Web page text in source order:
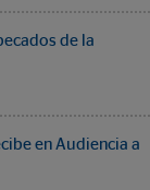
de la
en Audiencia a